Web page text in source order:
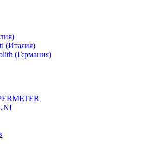
(Италия)
(Германия)